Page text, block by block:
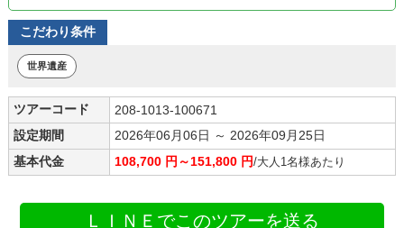
こだわり条件
世界遺産
ツアーコード
208-1013-100671
設定期間
2026年06月06日 ～ 2026年09月25日
基本代金
108,700 円～151,800 円/大人1名様あたり
ＬＩＮＥでこのツアーを送る